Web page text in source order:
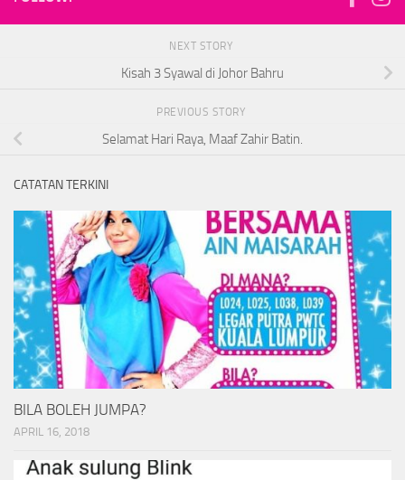
NEXT STORY
Kisah 3 Syawal di Johor Bahru
PREVIOUS STORY
Selamat Hari Raya, Maaf Zahir Batin.
CATATAN TERKINI
BILA BOLEH JUMPA?
APRIL 16, 2018